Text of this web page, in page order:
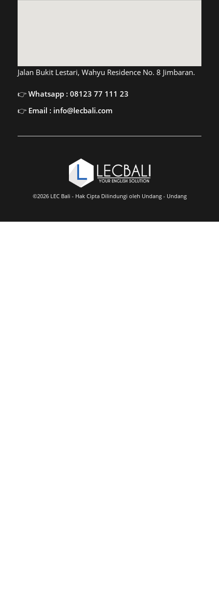
Jalan Bukit Lestari, Wahyu Residence No. 8 Jimbaran.
Whatsapp : 08123 77 111 23
Email : info@lecbali.com
©2026 LEC Bali - Hak Cipta Dilindungi oleh Undang - Undang